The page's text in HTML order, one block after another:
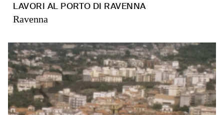
LAVORI AL PORTO DI RAVENNA
Ravenna